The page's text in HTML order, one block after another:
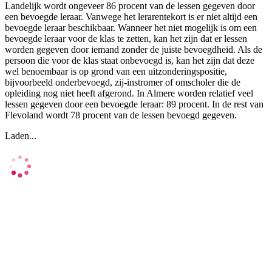
Landelijk wordt ongeveer 86 procent van de lessen gegeven door
een bevoegde leraar. Vanwege het lerarentekort is er niet altijd een
bevoegde leraar beschikbaar. Wanneer het niet mogelijk is om een
bevoegde leraar voor de klas te zetten, kan het zijn dat er lessen
worden gegeven door iemand zonder de juiste bevoegdheid. Als de
persoon die voor de klas staat onbevoegd is, kan het zijn dat deze
wel benoembaar is op grond van een uitzonderingspositie,
bijvoorbeeld onderbevoegd, zij-instromer of omscholer die de
opleiding nog niet heeft afgerond. In Almere worden relatief veel
lessen gegeven door een bevoegde leraar: 89 procent. In de rest van
Flevoland wordt 78 procent van de lessen bevoegd gegeven.
Laden...